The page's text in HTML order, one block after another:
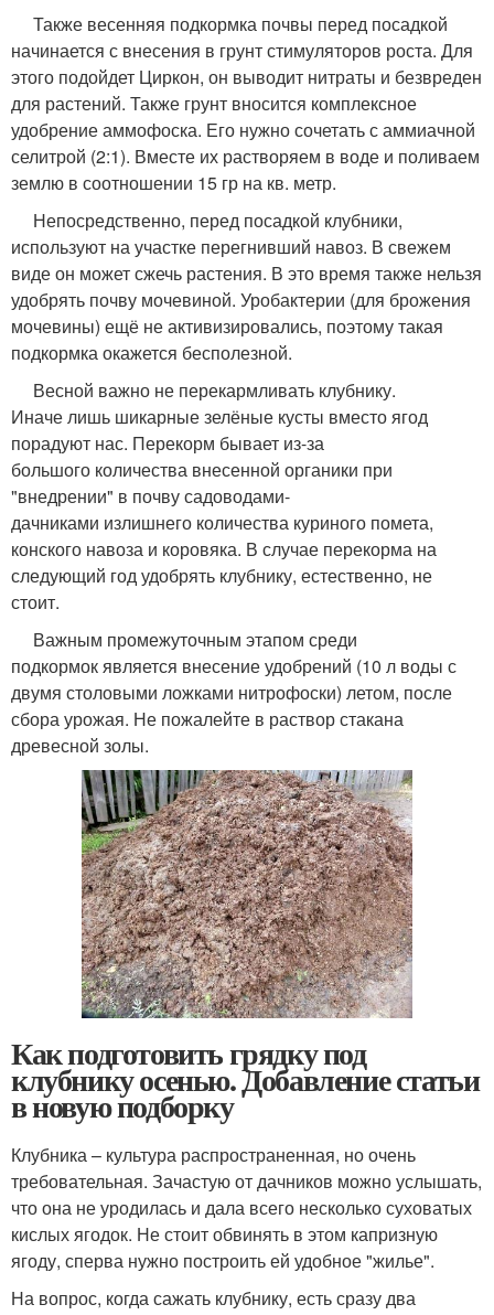
Также весенняя подкормка почвы перед посадкой
начинается с внесения в грунт стимуляторов роста. Для
этого подойдет Циркон, он выводит нитраты и безвреден
для растений. Также грунт вносится комплексное
удобрение аммофоска. Его нужно сочетать с аммиачной
селитрой (2:1). Вместе их растворяем в воде и поливаем
землю в соотношении 15 гр на кв. метр.
Непосредственно, перед посадкой клубники,
используют на участке перегнивший навоз. В свежем
виде он может сжечь растения. В это время также нельзя
удобрять почву мочевиной. Уробактерии (для брожения
мочевины) ещё не активизировались, поэтому такая
подкормка окажется бесполезной.
Весной важно не перекармливать клубнику.
Иначе лишь шикарные зелёные кусты вместо ягод
порадуют нас. Перекорм бывает из-за
большого количества внесенной органики при
"внедрении" в почву садоводами-
дачниками излишнего количества куриного помета,
конского навоза и коровяка. В случае перекорма на
следующий год удобрять клубнику, естественно, не
стоит.
Важным промежуточным этапом среди
подкормок является внесение удобрений (10 л воды с
двумя столовыми ложками нитрофоски) летом, после
сбора урожая. Не пожалейте в раствор стакана
древесной золы.
Как подготовить грядку под
клубнику осенью. Добавление статьи
в новую подборку
Клубника – культура распространенная, но очень
требовательная. Зачастую от дачников можно услышать,
что она не уродилась и дала всего несколько суховатых
кислых ягодок. Не стоит обвинять в этом капризную
ягоду, сперва нужно построить ей удобное "жилье".
На вопрос, когда сажать клубнику, есть сразу два